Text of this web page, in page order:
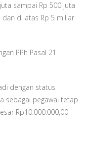
sampai Rp 500 juta
dan di atas Rp 5 miliar
PPh Pasal 21
dengan status
sebagai pegawai tetap
Rp10.000.000,00